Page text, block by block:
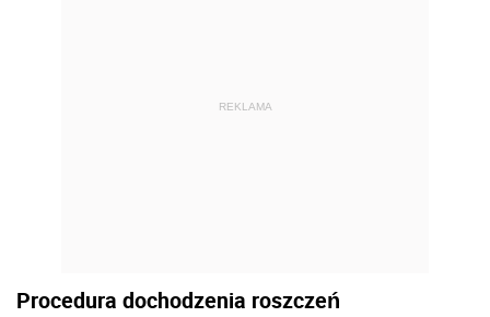
REKLAMA
Procedura dochodzenia roszczeń